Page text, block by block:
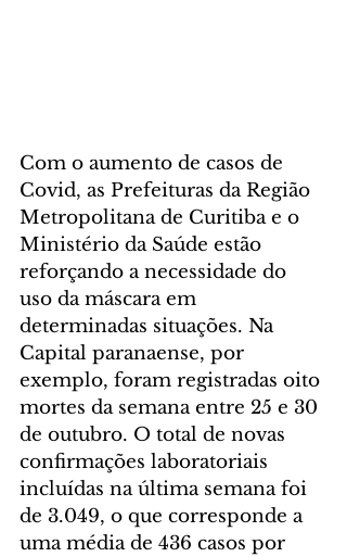
Com o aumento de casos de
Covid, as Prefeituras da Região
Metropolitana de Curitiba e o
Ministério da Saúde estão
reforçando a necessidade do
uso da máscara em
determinadas situações. Na
Capital paranaense, por
exemplo, foram registradas oito
mortes da semana entre 25 e 30
de outubro. O total de novas
confirmações laboratoriais
incluídas na última semana foi
de 3.049, o que corresponde a
uma média de 436 casos por